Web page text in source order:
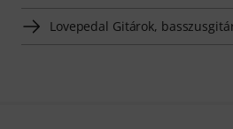
Lovepedal Gitárok,